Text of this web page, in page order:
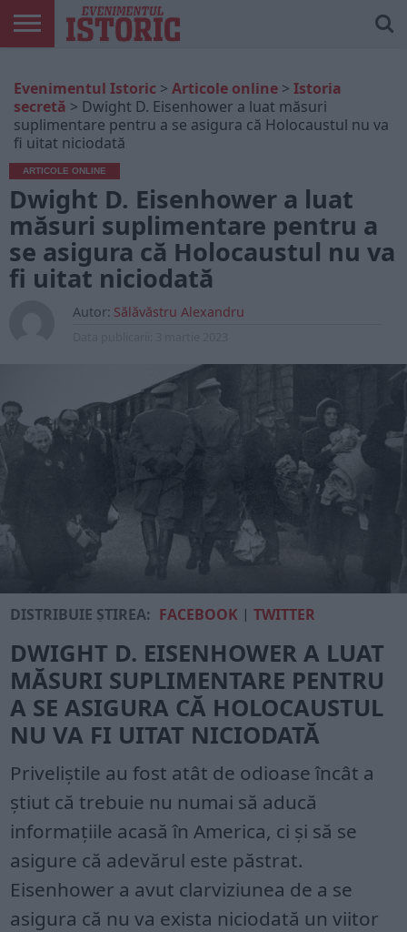
ONLINE
EDIȚII
TIPĂRITE
ISTORIC
PLAY
CONTUL
MEU
Evenimentul Istoric > Articole online > Istoria
secretă > Dwight D. Eisenhower a luat măsuri
suplimentare pentru a se asigura că Holocaustul nu va
fi uitat niciodată
ARTICOLE ONLINE
Dwight D. Eisenhower a luat
măsuri suplimentare pentru a
se asigura că Holocaustul nu va
fi uitat niciodată
Autor: Sălăvăstru Alexandru
DISTRIBUIE ȘTIREA: FACEBOOK |TWITTER
DWIGHT D. EISENHOWER A LUAT
MĂSURI SUPLIMENTARE PENTRU
A SE ASIGURA CĂ HOLOCAUSTUL
NU VA FI UITAT NICIODATĂ
Priveliștile au fost atât de odioase încât a
știut că trebuie nu numai să aducă
informațiile acasă în America, ci și să se
asigure că adevărul este păstrat.
Eisenhower a avut clarviziunea de a se
asigura că nu va exista niciodată un viitor